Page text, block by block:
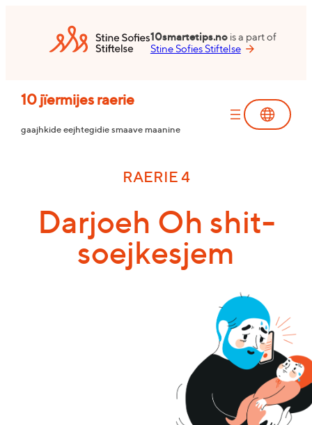
10smartetips.nois a part of
Stine Sofies Stiftelse
10 jïermijes raerie
gaajhkide eejhtegidie smaave maanine
RAERIE 4
Darjoeh Oh shit-
soejkesjem